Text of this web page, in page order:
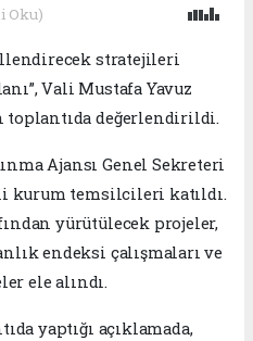
Oku)
stratejileri
Vali Mustafa Yavuz
toplantıda değerlendirildi.
Ajansı Genel Sekreteri
kurum temsilcileri katıldı.
yürütülecek projeler,
endeksi çalışmaları ve
ele alındı.
yaptığı açıklamada,